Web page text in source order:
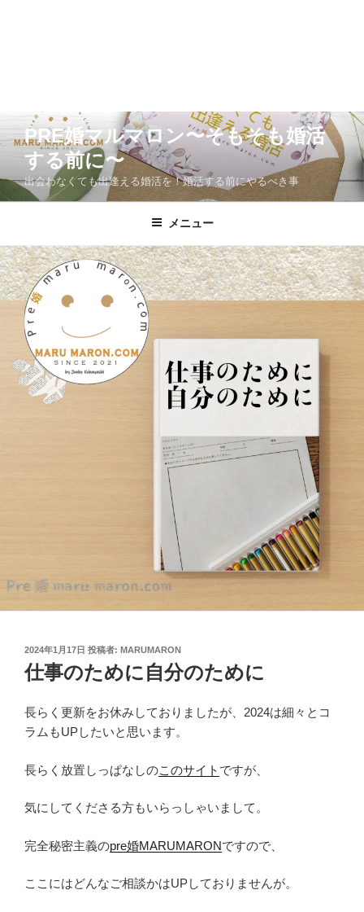
ン
ン
ツ
キ
ッ
プ
PRE婚マルマロン〜そもそも婚活
する前に〜
出会わなくても出逢える婚活を！婚活する前にやるべき事
メニュー
投
稿
日:
2024年1月17日 投稿者: MARUMARON
仕事のために自分のために
長らく更新をお休みしておりましたが、2024は細々とコ
ラムもUPしたいと思います。
長らく放置しっぱなしのこのサイト ですが、
気にしてくださる方もいらっしゃいまして。
完全秘密主義のpre婚MARUMARONですので、
ここにはどんなご相談かはUPしておりませんが。